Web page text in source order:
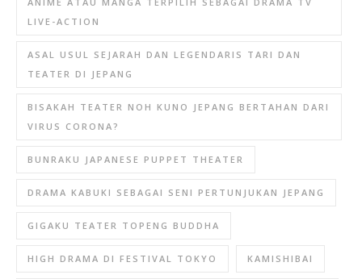
LIVE-ACTION
ASAL USUL SEJARAH DAN LEGENDARIS TARI DAN
TEATER DI JEPANG
BISAKAH TEATER NOH KUNO JEPANG BERTAHAN DARI
VIRUS CORONA?
BUNRAKU JAPANESE PUPPET THEATER
DRAMA KABUKI SEBAGAI SENI PERTUNJUKAN JEPANG
GIGAKU TEATER TOPENG BUDDHA
HIGH DRAMA DI FESTIVAL TOKYO KAMISHIBAI